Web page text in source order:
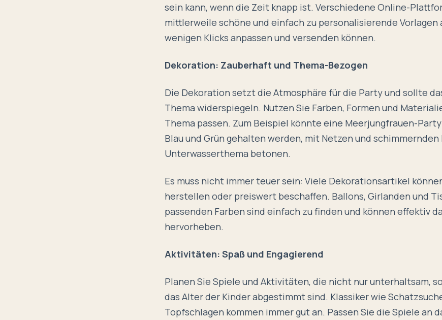
sein kann, wenn die Zeit knapp ist. Verschiedene Online-
mittlerweile schöne und einfach zu personalisierende Vorlagen
wenigen Klicks anpassen und versenden können.
Dekoration: Zauberhaft und Thema-Bezogen
Die Dekoration setzt die Atmosphäre für die Party und sollte
Thema widerspiegeln. Nutzen Sie Farben, Formen und
Thema passen. Zum Beispiel könnte eine Meerjungfrauen-
Blau und Grün gehalten werden, mit Netzen und schimmernden
Unterwasserthema betonen.
Es muss nicht immer teuer sein: Viele Dekorationsartikel
herstellen oder preiswert beschaffen. Ballons, Girlanden und
passenden Farben sind einfach zu finden und können effektiv
hervorheben.
Aktivitäten: Spaß und Engagierend
Planen Sie Spiele und Aktivitäten, die nicht nur unterhaltsam,
das Alter der Kinder abgestimmt sind. Klassiker wie
Topfschlagen kommen immer gut an. Passen Sie die Spiele an